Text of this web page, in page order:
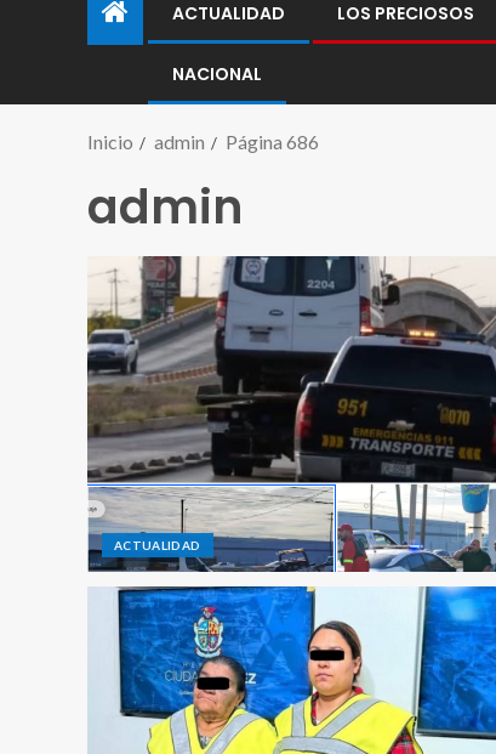
ACTUALIDAD LOS PRECIOSOS
NACIONAL
Inicio admin Página 686
admin
ACTUALIDAD